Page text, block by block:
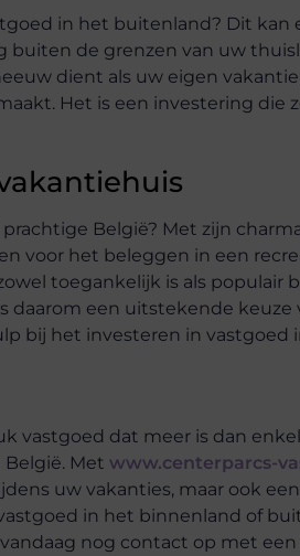
in het buitenland? Dit kan
buiten de grenzen van uw
dient als uw eigen
Het is een investering die
België? Met zijn
voor het beleggen in een
toegankelijk is als populair
een uitstekende keuze
bij het investeren in vastgoed
vastgoed dat meer is dan
Met www.centerparcs-
uw vakanties, maar ook
in het binnenland of
nog contact op met een